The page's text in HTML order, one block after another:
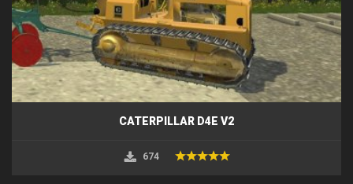
CATERPILLAR D4E V2
674